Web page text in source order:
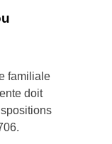
familiale
doit